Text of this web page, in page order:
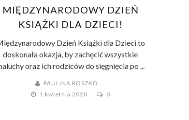
MIĘDZYNARODOWY DZIEŃ
KSIĄŻKI DLA DZIECI!
Dzień Książki dla Dzieci to
doskonała okazja, by zachęcić wszystkie
oraz ich rodziców do sięgnięcia po ...
PAULINA ROSZKO
1 kwietnia 2020
0